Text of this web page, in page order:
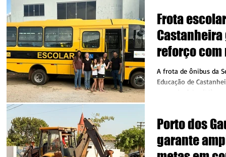
Frota
Castanheira
reforço com
de 44
A frota de ônibus da
Educação de
segunda-feira (16)
Porto dos
garante